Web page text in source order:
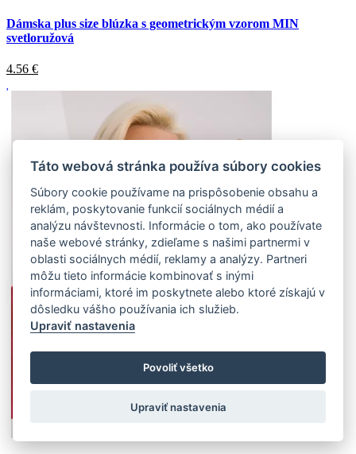
Dámska plus size blúzka s geometrickým vzorom MIN
svetloružová
4.56 €
Táto webová stránka používa súbory cookies
Súbory cookie používame na prispôsobenie obsahu a
reklám, poskytovanie funkcií sociálnych médií a
analýzu návštevnosti. Informácie o tom, ako používate
naše webové stránky, zdieľame s našimi partnermi v
oblasti sociálnych médií, reklamy a analýzy. Partneri
môžu tieto informácie kombinovať s inými
informáciami, ktoré im poskytnete alebo ktoré získajú v
dôsledku vášho používania ich služieb.
Upraviť nastavenia
Povoliť všetko
Upraviť nastavenia